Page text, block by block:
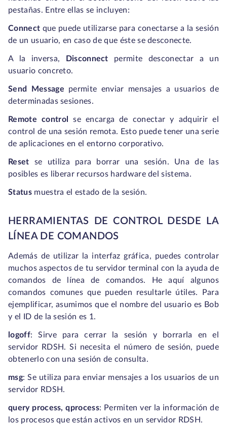
pestañas. Entre ellas se incluyen:
Connect que puede utilizarse para conectarse a la sesión
de un usuario, en caso de que éste se desconecte.
A la inversa, Disconnect permite desconectar a un
usuario concreto.
Send Message permite enviar mensajes a usuarios de
determinadas sesiones.
Remote control
se encarga de conectar y adquirir el
control de una sesión remota. Esto puede tener una serie
de aplicaciones en el entorno corporativo.
Reset se utiliza para borrar una sesión. Una de las
posibles es liberar recursos hardware del sistema.
Statusmuestra el estado de la sesión.
HERRAMIENTAS DE CONTROL DESDE LA
LÍNEA DE COMANDOS
Además de utilizar la interfaz gráfica, puedes controlar
muchos aspectos de tu servidor terminal con la ayuda de
comandos de línea de comandos. He aquí algunos
comandos comunes que pueden resultarle útiles. Para
ejemplificar, asumimos que el nombre del usuario es Bob
y el ID de la sesión es 1.
logoff:Sirve para cerrar la sesión y borrarla en el
servidor RDSH. Si necesita el número de sesión, puede
obtenerlo con una sesión de consulta.
msg:Se utiliza para enviar mensajes a los usuarios de un
servidor RDSH.
query process, qprocess: Permiten ver la información de
los procesos que están activos en un servidor RDSH.